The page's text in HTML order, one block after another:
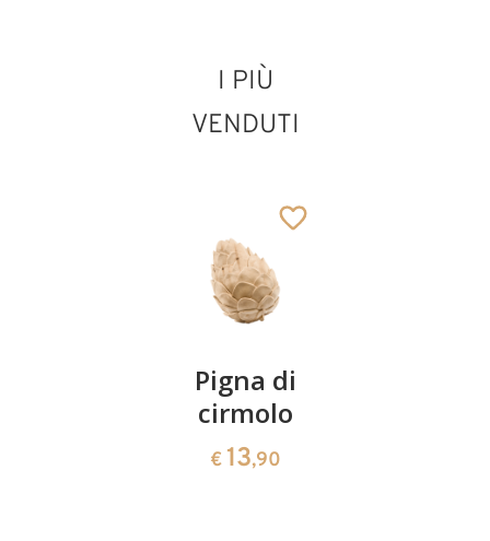
lampadina da 3,5
Aggiunto al carrello
I PIÙ
VENDUTI
Pigna di
cirmolo
€ 13,90